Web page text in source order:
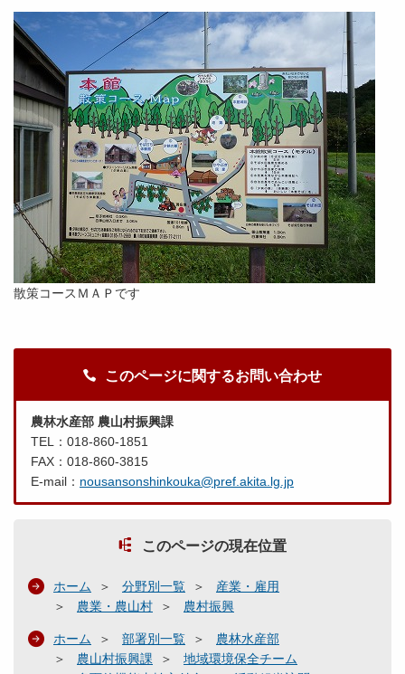
散策コースＭＡＰです
このページに関するお問い合わせ
農林水産部 農山村振興課
TEL：018-860-1851
FAX：018-860-3815
E-mail： nousansonshinkouka@pref.akita.lg.jp
このページの現在位置
ホーム 分野別一覧
産業・雇用
農業・農山村
農村振興
ホーム 部署別一覧
農林水産部
農山村振興課
地域環境保全チーム